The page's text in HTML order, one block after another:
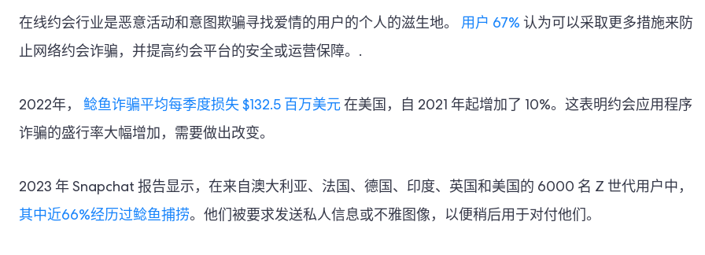
在线约会行业是恶意活动和意图欺骗寻找爱情的用户的个人的滋生地。 用户 67% 认为可以采取更多措施来防
止网络约会诈骗，并提高约会平台的安全或运营保障。.
2022年， 鲶鱼诈骗平均每季度损失 $132.5 百万美元 在美国，自 2021 年起增加了 10%。这表明约会应用程序
诈骗的盛行率大幅增加，需要做出改变。
2023 年 Snapchat 报告显示，在来自澳大利亚、法国、德国、印度、英国和美国的 6000 名 Z 世代用户中，
其中近66%经历过鲶鱼捕捞。他们被要求发送私人信息或不雅图像，以便稍后用于对付他们。